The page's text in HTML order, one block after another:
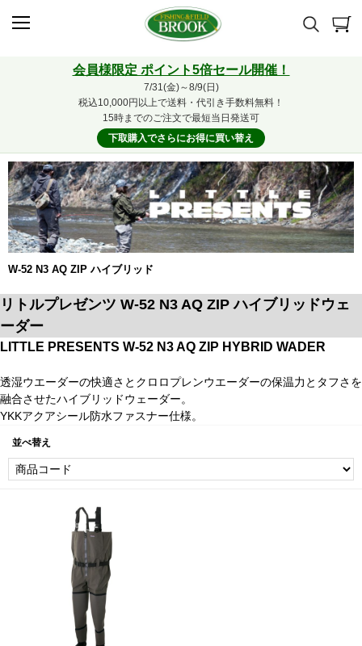
会員様限定 ポイント5倍セール開催！
7/31(金)～8/9(日)
税込10,000円以上で送料・代引き手数料無料！
15時までのご注文で最短当日発送可
下取購入でさらにお得に買い替え
W-52 N3 AQ ZIP ハイブリッド
リトルプレゼンツ W-52 N3 AQ ZIP ハイブリッドウェ
ーダー
LITTLE PRESENTS W-52 N3 AQ ZIP HYBRID WADER
透湿ウエーダーの快適さとクロロプレンウエーダーの保温力とタフさを
融合させたハイブリッドウェーダー。
YKKアクアシール防水ファスナー仕様。
並べ替え